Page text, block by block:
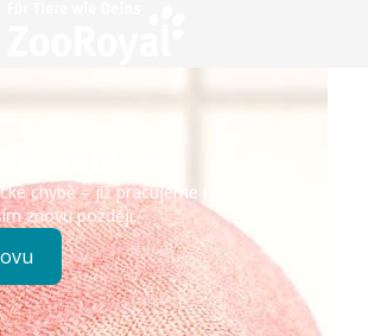
chybě – již pracujeme na opravě.
znovu později.